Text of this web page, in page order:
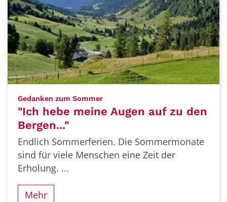
Gedanken zum Sommer:
"Ich hebe meine Augen auf zu den
Bergen..."
Endlich Sommerferien. Die Sommermonate
sind für viele Menschen eine Zeit der
Erholung. ...
Mehr